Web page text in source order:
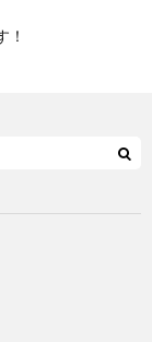
！